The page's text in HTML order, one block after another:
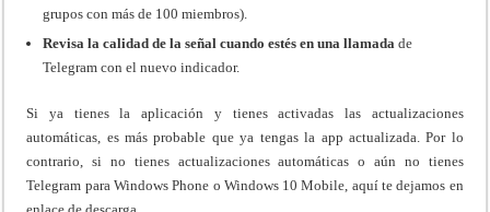
grupos con más de 100 miembros).
Revisa la calidad de la señal cuando estés en una llamada de
Telegram con el nuevo indicador.
Si ya tienes la aplicación y tienes activadas las actualizaciones
automáticas, es más probable que ya tengas la app actualizada. Por lo
contrario, si no tienes actualizaciones automáticas o aún no tienes
Telegram para Windows Phone o Windows 10 Mobile, aquí te dejamos en